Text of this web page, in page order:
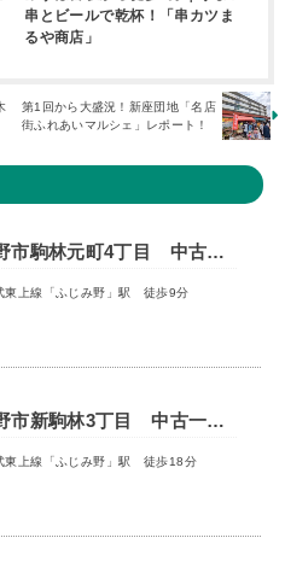
串とビールで乾杯！「串カツま
るや商店」
第1回から大盛況！新座団地「名店
街ふれあいマルシェ」レポート！
ふじみ野市駒林元町4丁目 中古一戸建住宅
東上線「ふじみ野」駅 徒歩9分
ふじみ野市新駒林3丁目 中古一戸建住宅
東上線「ふじみ野」駅 徒歩18分